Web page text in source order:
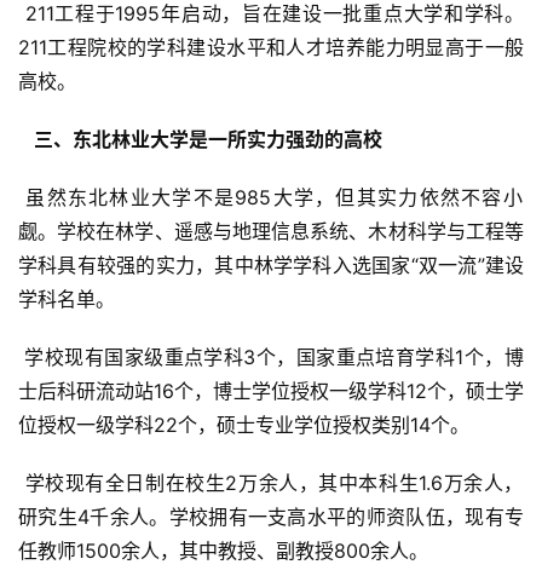
211工程院校的学科建设水平和人才培养能力明显高于一般
高校。
  三、东北林业大学是一所实力强劲的高校
觑。学校在林学、遥感与地理信息系统、木材科学与工程等
学科具有较强的实力，其中林学学科入选国家“双一流”建设
学科名单。
士后科研流动站16个，博士学位授权一级学科12个，硕士学
位授权一级学科22个，硕士专业学位授权类别14个。
研究生4千余人。学校拥有一支高水平的师资队伍，现有专
任教师1500余人，其中教授、副教授800余人。